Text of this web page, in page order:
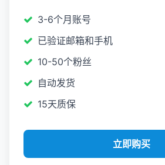
3-6个月账号
已验证邮箱和手机
10-50个粉丝
自动发货
15天质保
立即购买